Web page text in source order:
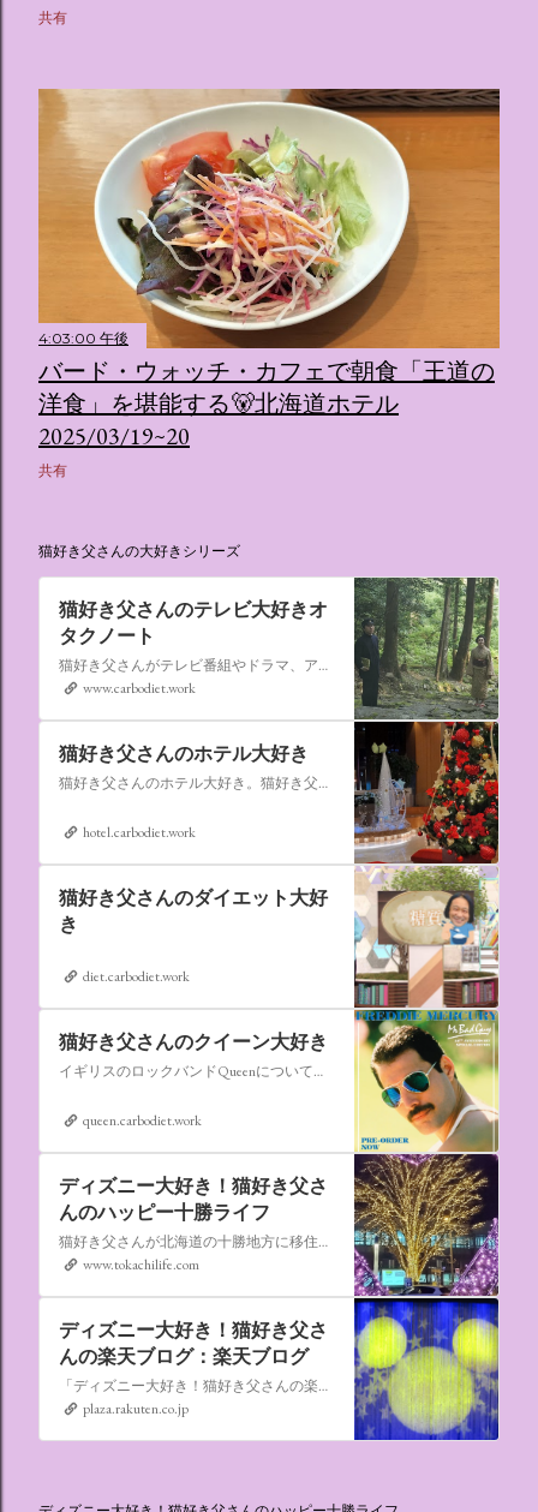
共有
4:03:00 午後
バード・ウォッチ・カフェで朝食「王道の
洋食」を堪能する🐻北海道ホテル
2025/03/19~20
共有
猫好き父さんの大好きシリーズ
猫好き父さんのテレビ大好きオ
タクノート
猫好き父さんがテレビ番組やドラマ、アニメ、特撮ヒーロー,そしてダイエットについて書いたブログです。
www.carbodiet.work
猫好き父さんのホテル大好き
猫好き父さんのホテル大好き。猫好き父さんが宿泊したホテルの情報を徒然なるままに書いていきます。
hotel.carbodiet.work
猫好き父さんのダイエット大好
き
diet.carbodiet.work
猫好き父さんのクイーン大好き
イギリスのロックバンドQueenについての情報をアップします。
queen.carbodiet.work
ディズニー大好き！猫好き父さ
んのハッピー十勝ライフ
猫好き父さんが北海道の十勝地方に移住しました。なれない北海道の暮らしについてお伝えします。
www.tokachilife.com
ディズニー大好き！猫好き父さ
んの楽天ブログ：楽天ブログ
「ディズニー大好き！猫好き父さんの楽天ブログ」にようこそ！ いろんなブログサービスが廃止になるなか満を持して楽天ブログをはじめようと思います。 よろしくお願いいたします。
plaza.rakuten.co.jp